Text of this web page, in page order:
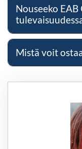
Nouseeko
Mistä voit